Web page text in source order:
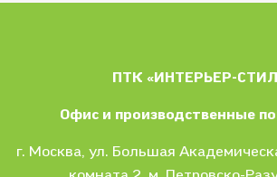
ПТК «ИНТЕРЬЕР-
Офис и производственные
г. Москва, ул. Большая